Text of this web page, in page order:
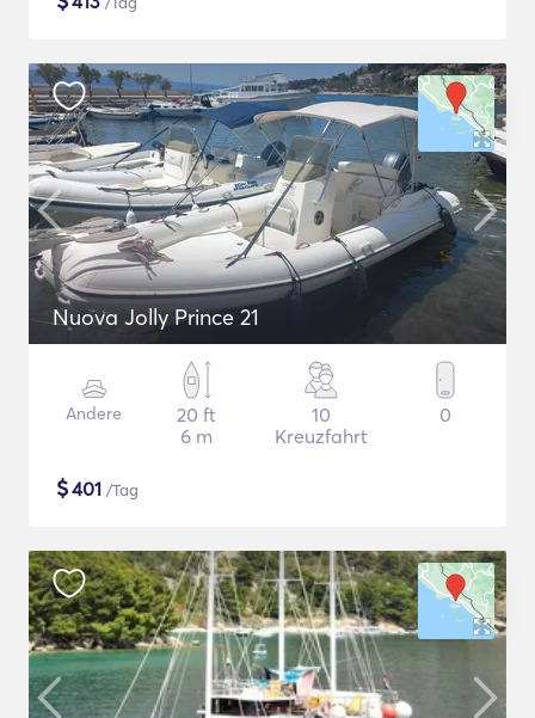
Nuova Jolly Prince 21
Andere
20 ft
6 m
10
Kreuzfahrt
0
$401 /Tag